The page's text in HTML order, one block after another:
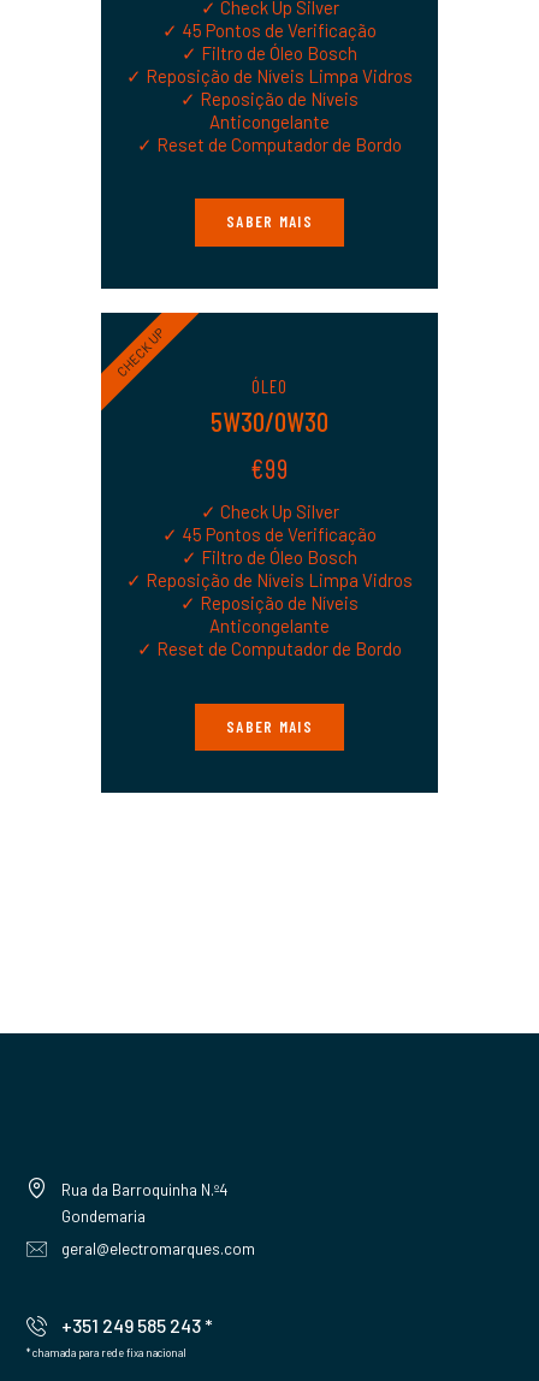
✓ Check Up Silver
✓ 45 Pontos de Verificação
✓ Filtro de Óleo Bosch
✓ Reposição de Níveis Limpa Vidros
✓ Reposição de Níveis
Anticongelante
✓ Reset de Computador de Bordo
SABER MAIS
CHECK UP
ÓLEO
5W30/0W30
€99
✓ Check Up Silver
✓ 45 Pontos de Verificação
✓ Filtro de Óleo Bosch
✓ Reposição de Níveis Limpa Vidros
✓ Reposição de Níveis
Anticongelante
✓ Reset de Computador de Bordo
SABER MAIS
Rua da Barroquinha N.º4
Gondemaria
geral@electromarques.com
+351 249 585 243 *
* chamada para rede fixa nacional